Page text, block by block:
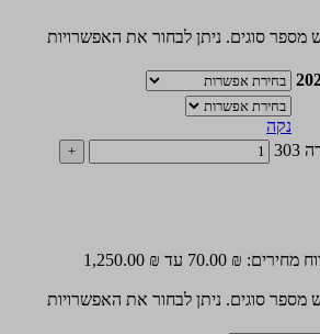
מספר סוגים. ניתן לבחור את האפשרויות
נקה
⁦70.00 ₪⁩ עד ⁦1,250.00 ₪⁩
מספר סוגים. ניתן לבחור את האפשרויות